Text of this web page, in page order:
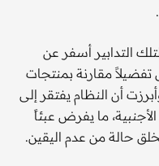
التدابير أسفر عن
مقارنة بمنتجات
أن النظام يفتقر إلى
ما يفرض عبئاً
حالة من عدم اليقين.